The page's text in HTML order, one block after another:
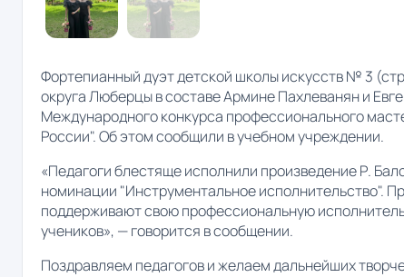
Фортепианный дуэт детской школы искусств № 3
округа Люберцы в составе Армине Пахлеванян и
Международного конкурса профессионального
России". Об этом сообщили в учебном учреждении.
«Педагоги блестяще исполнили произведение Р.
номинации "Инструментальное исполнительство".
поддерживают свою профессиональную
учеников», — говорится в сообщении.
Поздравляем педагогов и желаем дальнейших